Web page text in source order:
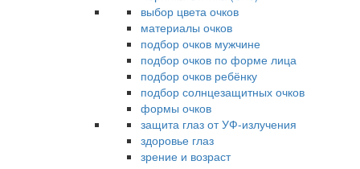
выбор цвета очков
материалы очков
подбор очков мужчине
подбор очков по форме лица
подбор очков ребёнку
подбор солнцезащитных очков
формы очков
защита глаз от УФ-излучения
здоровье глаз
зрение и возраст